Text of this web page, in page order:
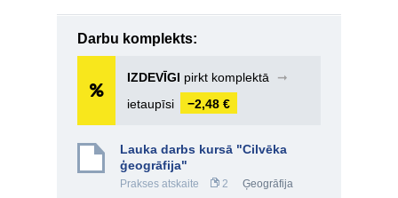
Darbu komplekts:
IZDEVĪGI pirkt komplektā
➞
ietaupīsi
−2,48 €
Lauka darbs kursā "Cilvēka
ģeogrāfija"
Prakses atskaite 2 Ģeogrāfija